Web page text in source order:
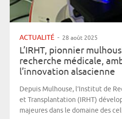
ACTUALITÉ - 28 août 2025
L’IRHT, pionnier
recherche médicale,
l’innovation alsacienne
Depuis Mulhouse, l’Institut de
et Transplantation (IRHT)
majeures dans le domaine des